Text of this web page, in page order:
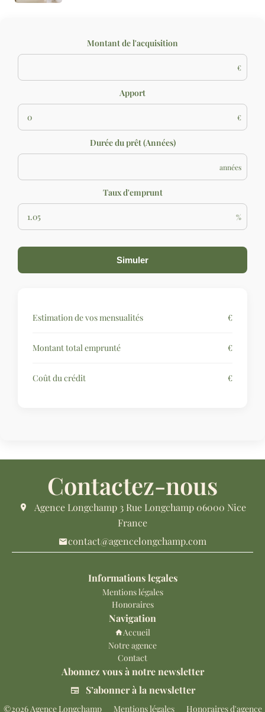
Montant de l'acquisition
€
Apport
€
Durée du prêt (Années)
années
Taux d'emprunt
%
Simuler
Estimation de vos mensualités €
Montant total emprunté €
Coût du crédit €
Contactez-nous
Agence Longchamp 3 Rue Longchamp 06000 Nice
France
contact@agencelongchamp.com
Informations legales
Mentions légales
Honoraires
Navigation
Accueil
Notre agence
Contact
Abonnez vous à notre newsletter
S’abonner à la newsletter
©2026 Agence Longchamp Mentions légales Honoraires d'agence